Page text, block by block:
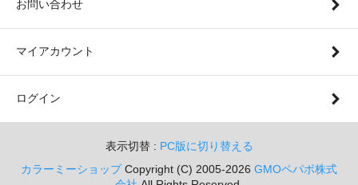
お問い合わせ
マイアカウント
ログイン
表示切替 : PC版に切り替える
カラーミーショップCopyright (C) 2005-2026 GMOペパボ株式